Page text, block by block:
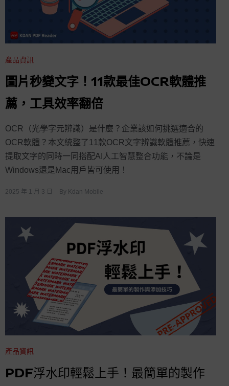
產品資訊
圖片秒變文字！11款最佳OCR軟體推
薦，工具效率翻倍
OCR（光學字元辨識）是什麼？企業該如何挑選適合的
OCR軟體？本文統整了11款OCR文字辨識軟體推薦，快速
提取文字的同時一同搭配AI人工智慧整合功能，不論是
Windows還是Mac用戶皆可使用！
2025 年 1 月 3 日 By Kdan Mobile
產品資訊
PDF浮水印輕鬆上手！最簡單的製作